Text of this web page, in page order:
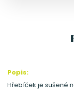
Popis:
Hřebíček je sušené